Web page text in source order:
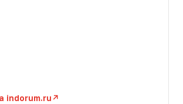
indorum.ru ↗